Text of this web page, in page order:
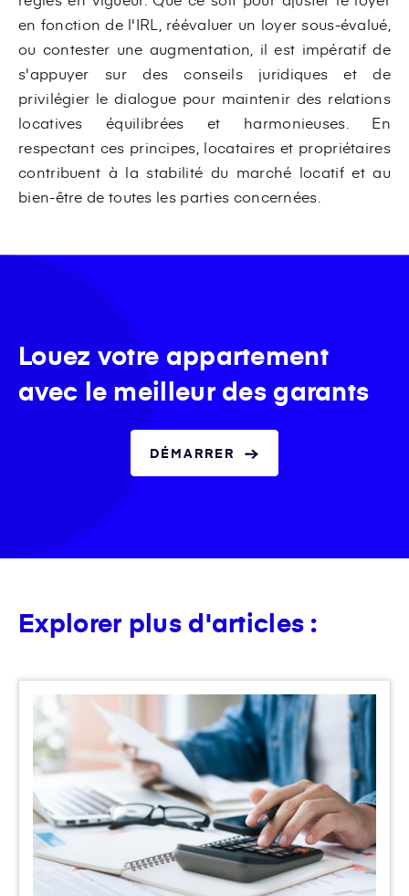
en fonction de l'IRL, réévaluer un loyer sous-évalué,
ou contester une augmentation, il est impératif de
s'appuyer sur des conseils juridiques et de
privilégier le dialogue pour maintenir des relations
locatives équilibrées et harmonieuses. En
respectant ces principes, locataires et propriétaires
contribuent à la stabilité du marché locatif et au
bien-être de toutes les parties concernées.
Louez votre appartement
avec le meilleur des garants
DÉMARRER
Explorer plus d'articles :